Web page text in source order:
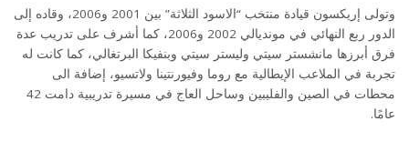
وتولى إريكسون قيادة منتخب “الاسود الثلاثة” بين 2001 و2006، وقاده إلى
الدور ربع النهائي في مونديالي 2002 و2006، كما أشرف على تدريب عدة
فرق أبرزها مانشستر سيتي وليستر سيتي وبنفيكا البرتغالي، كما كانت له
تجربة في الملاعب الإيطالية مع روما وفيورنتينا ولاتسيو، إضافة الى
محطات في الصين والفليبين وساحل العاج في مسيرة تدريبية دامت 42
عامًا.